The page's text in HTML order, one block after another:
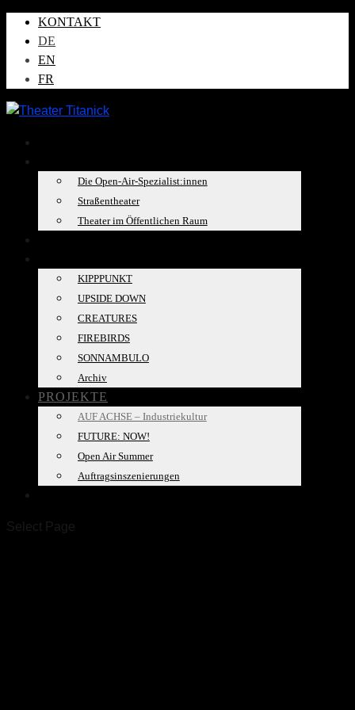
KONTAKT
DE
EN
FR
Die Open-Air-Spezialist:innen
Straßentheater
Theater im Öffentlichen Raum
KIPPPUNKT
UPSIDE DOWN
CREATURES
FIREBIRDS
SONNAMBULO
Archiv
PROJEKTE
AUF ACHSE – Industriekultur
FUTURE: NOW!
Open Air Summer
Auftragsinszenierungen
Select Page